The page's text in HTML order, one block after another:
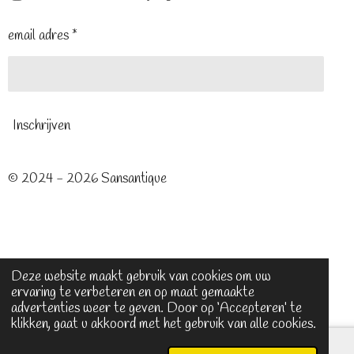
Deze website maakt gebruik van cookies om uw
ervaring te verbeteren en op maat gemaakte
advertenties weer te geven. Door op ‘Accepteren’ te
klikken, gaat u akkoord met het gebruik van alle cookies.
email adres *
Inschrijven
© 2024 - 2026 Sansantique